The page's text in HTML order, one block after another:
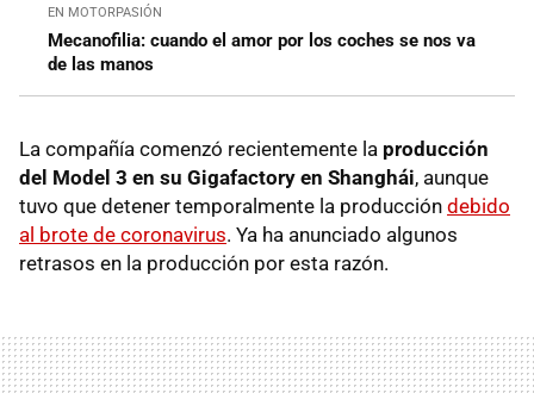
EN MOTORPASIÓN
Mecanofilia: cuando el amor por los coches se nos va
de las manos
La compañía comenzó recientemente la producción
del Model 3 en su Gigafactory en Shanghái, aunque
tuvo que detener temporalmente la producción debido
al brote de coronavirus. Ya ha anunciado algunos
retrasos en la producción por esta razón.